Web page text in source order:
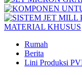
Rumah
Berita
Lini Produksi